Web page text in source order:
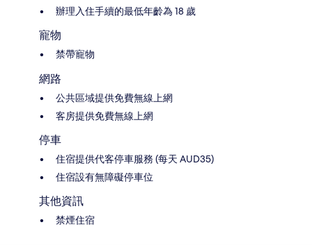
辦理入住手續的最低年齡為 18 歲
寵物
禁帶寵物
網路
公共區域提供免費無線上網
客房提供免費無線上網
停車
住宿提供代客停車服務 (每天 AUD35)
住宿設有無障礙停車位
其他資訊
禁煙住宿